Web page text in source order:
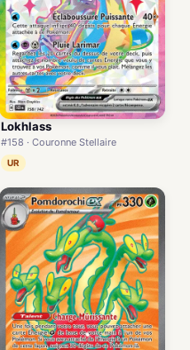
Lokhlass
#158 · Couronne Stellaire
UR